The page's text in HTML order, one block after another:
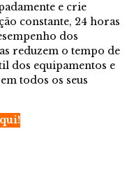
e crie
constante, 24 horas
dos
reduzem o tempo de
dos equipamentos e
todos os seus